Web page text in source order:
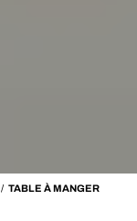
/ TABLE À MANGER